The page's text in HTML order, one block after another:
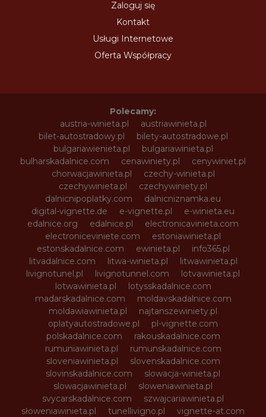
Zaloguj się
Kontakt
Usługi Internetowe
Oferta Współpracy
Polecamy:
austria-winieta.pl
austriawinieta.pl
bilet-autostradowy.pl
bilety-autostradowe.pl
bulgariawienieta.pl
bulgariawinieta.pl
bulharskadalnice.com
cenawiniety.pl
cenywiniet.pl
chorwacjawinieta.pl
czechy-winieta.pl
czechywinieta.pl
czechywiniety.pl
dalnicnipoplatky.com
dalnicniznamka.eu
digital-vignette.de
e-vignette.pl
e-winieta.eu
edalnice.org
edalnice.pl
electronicavinieta.com
electroniceviniete.com
estoniawinieta.pl
estonskadalnice.com
ewinieta.pl
info365.pl
litvadalnice.com
litwa-winieta.pl
litwawinieta.pl
livignotunel.pl
livignotunnel.com
lotvawinieta.pl
lotwawinieta.pl
lotysskadalnice.com
madarskadalnice.com
moldavskadalnice.com
moldawiawinieta.pl
najtanszewiniety.pl
oplatyautostradowe.pl
pl-vignette.com
polskadalnice.com
rakouskadalnice.com
rumuniawinieta.pl
rumunskadalnice.com
sloveniawinieta.pl
slovenskadalnice.com
slovinskadalnice.com
slowacja-winieta.pl
slowacjawinieta.pl
sloweniawinieta.pl
svycarskadalnice.com
szwajcariawinieta.pl
słoweniawinieta.pl
tunellivigno.pl
vignette-at.com